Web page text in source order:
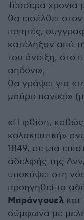
Τέσσερα χρόνια
θα εισέλθει
ποιητές,
κατέληξαν από
του άνοιξη, στο
αηδόνι»,
θα γράψει για
μαύρο πανικό»
«Η φθίση, καθώς
κολακευτική»
1849, σε μια
αδελφής της Ανν,
υποκύψει στη
προηγηθεί τα
Μπράνγουελ και
σύμφωνα με